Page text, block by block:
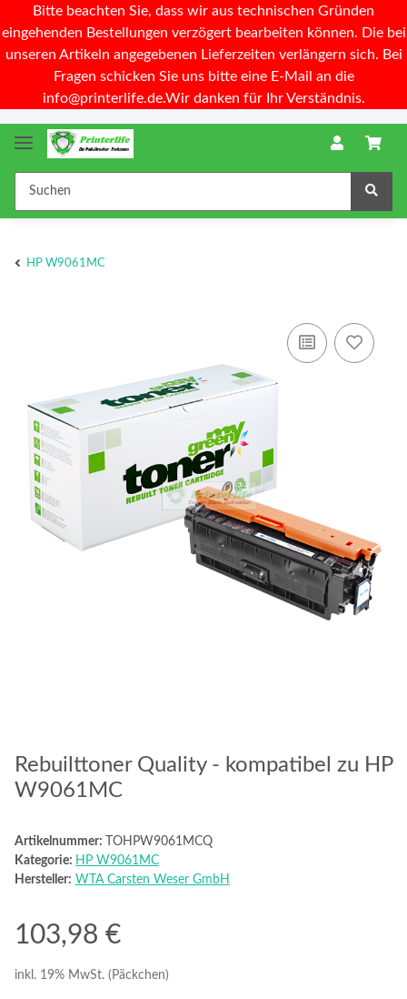
Bitte beachten Sie, dass wir aus technischen Gründen
eingehenden Bestellungen verzögert bearbeiten können. Die bei
unseren Artikeln angegebenen Lieferzeiten verlängern sich. Bei
Fragen schicken Sie uns bitte eine E-Mail an die
info@printerlife.de.Wir danken für Ihr Verständnis.
HP W9061MC
Rebuilttoner Quality - kompatibel zu HP
W9061MC
Artikelnummer:
TOHPW9061MCQ
Kategorie: HP W9061MC
Hersteller: WTA Carsten Weser GmbH
103,98 €
inkl. 19% MwSt. (Päckchen)